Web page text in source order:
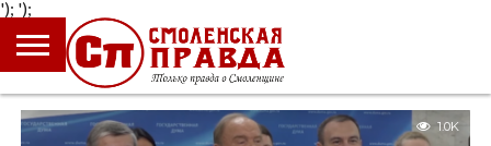
');
ГЛАВНАЯ
НОВОСТИ
ПРОИСШЕСТВИЯ
ПОЛИТИКА
КУЛЬТУРА
ЭКОНОМИКА
ОБЩЕСТВО
БЛОГИ
1.0K
');